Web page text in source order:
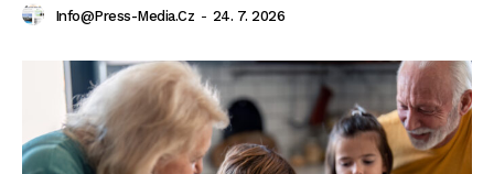
Info@press-Media.cz - 24. 7. 2026